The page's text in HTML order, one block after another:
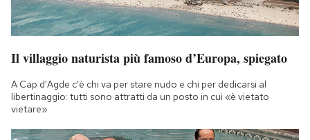
Il villaggio naturista più famoso d’Europa, spiegato
A Cap d'Agde c'è chi va per stare nudo e chi per dedicarsi al
libertinaggio: tutti sono attratti da un posto in cui «è vietato
vietare»